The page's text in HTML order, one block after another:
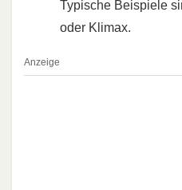
Typische Beispiele
oder Klimax.
Anzeige